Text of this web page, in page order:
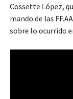
Cossette López,
mando de las
sobre lo ocurrido